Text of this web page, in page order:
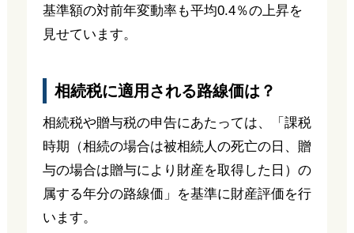
基準額の対前年変動率も平均0.4％の上昇を
見せています。
相続税に適用される路線価は？
相続税や贈与税の申告にあたっては、「課税
時期（相続の場合は被相続人の死亡の日、贈
与の場合は贈与により財産を取得した日）の
属する年分の路線価」を基準に財産評価を行
います。